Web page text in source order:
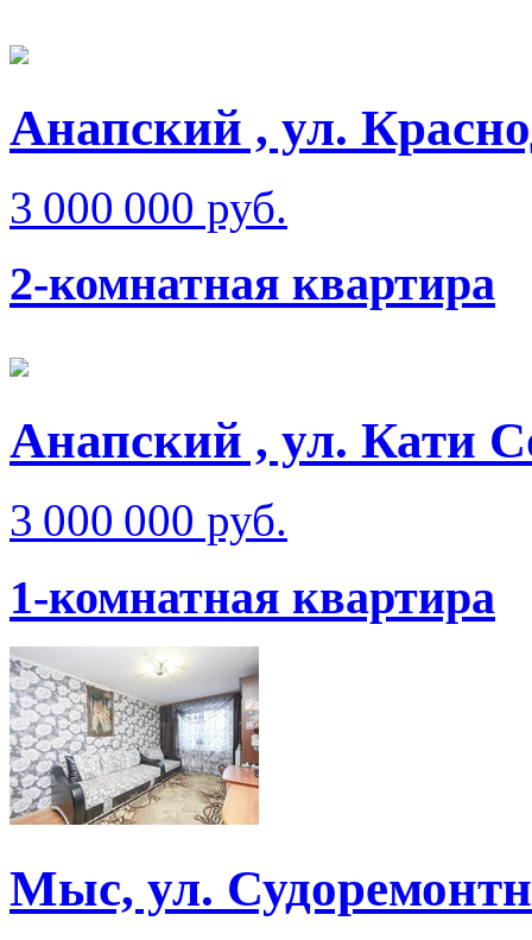
Анапский , ул.
3 000 000 руб.
2-комнатная квартира
Анапский , ул. Кати
3 000 000 руб.
1-комнатная квартира
Мыс, ул.